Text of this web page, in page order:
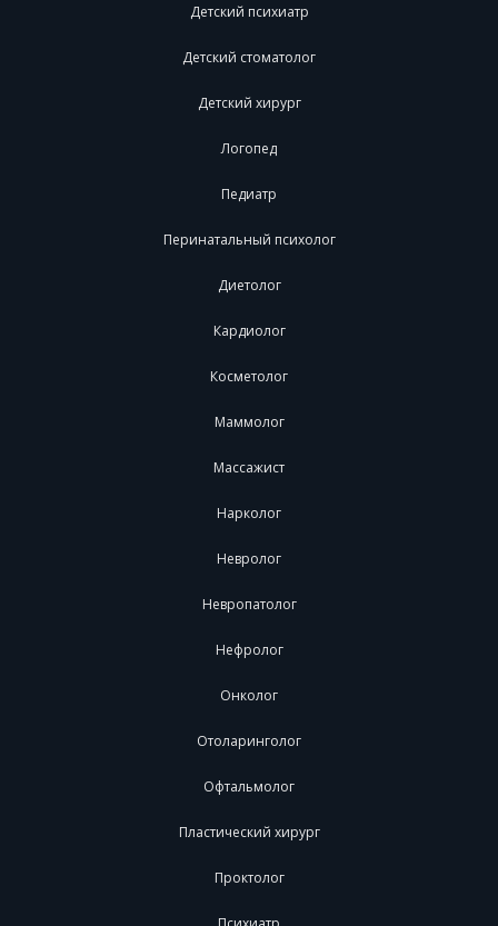
Детский психиатр
Детский стоматолог
Детский хирург
Логопед
Педиатр
Перинатальный психолог
Диетолог
Кардиолог
Косметолог
Маммолог
Массажист
Нарколог
Невролог
Невропатолог
Нефролог
Онколог
Отоларинголог
Офтальмолог
Пластический хирург
Проктолог